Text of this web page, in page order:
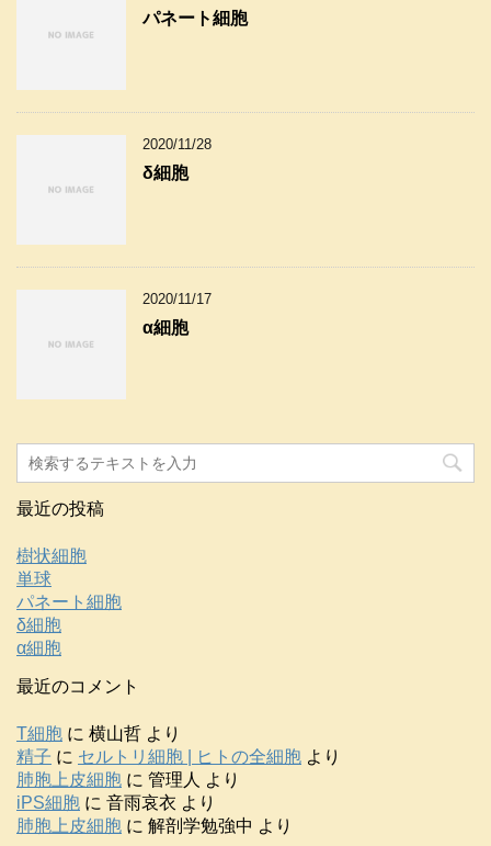
パネート細胞
2020/11/28
δ細胞
2020/11/17
α細胞
最近の投稿
樹状細胞
単球
パネート細胞
δ細胞
α細胞
最近のコメント
T細胞 に 横山哲 より
精子 に セルトリ細胞 | ヒトの全細胞 より
肺胞上皮細胞 に 管理人 より
iPS細胞 に 音雨哀衣 より
肺胞上皮細胞 に 解剖学勉強中 より